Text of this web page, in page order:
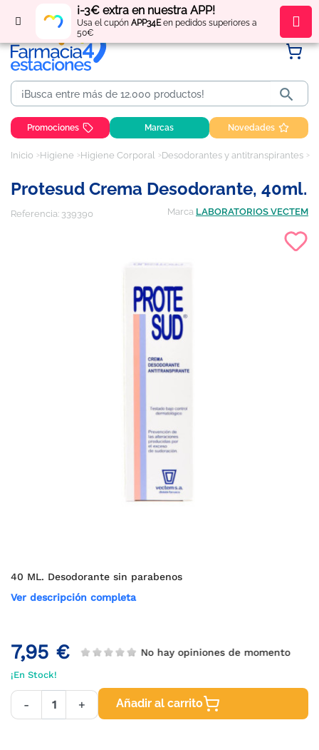
¡-3€ extra en nuestra APP!
Usa el cupón APP34Een pedidos superiores a
50€
Regístratey obténpuntos por tus compras

Promociones Marcas Novedades
Inicio Higiene Higiene Corporal Desodorantes y antitranspirantes
Protesud Crema Desodorante, 40ml.
Referencia: 339390 Marca LABORATORIOS VECTEM
40 ML. Desodorante sin parabenos
Ver descripción completa
7,95 € No hay opiniones de momento
¡En Stock!
- + Añadir al carrito